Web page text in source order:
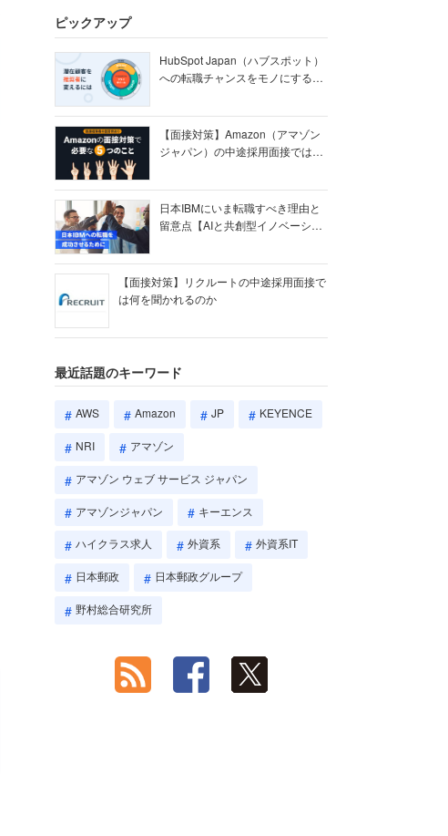
ピックアップ
HubSpot Japan（ハブスポット）
への転職チャンスをモノにする
【面接対策】Amazon（アマゾン
ジャパン）の中途採用面接では何
日本IBMにいま転職すべき理由と
留意点【AIと共創型イノベーショ
【面接対策】リクルートの中途採用面接で
は何を聞かれるのか
最近話題のキーワード
AWS Amazon JP KEYENCE
NRI アマゾン
アマゾン ウェブ サービス ジャパン
アマゾンジャパン キーエンス
ハイクラス求人 外資系 外資系IT
日本郵政 日本郵政グループ
野村総合研究所